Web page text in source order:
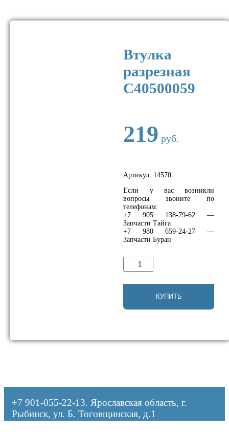
Втулка
разрезная
C40500059
219 руб.
Артикул: 14570
Если у вас возникли
вопросы звоните по
телефонам:
+7 905 138-79-62 —
Запчасти Тайга
+7 980 659-24-27 —
Запчасти Буран
Количество
товара
разрезная
КУПИТЬ
+7 901-055-22-13. Ярославская область, г.
Рыбинск, ул. Б. Тоговщинская, д.1
Оформляя заказ, я даю согласие на обработку персональных данных